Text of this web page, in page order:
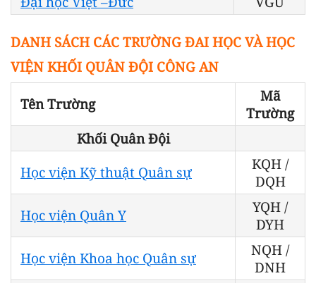
DANH SÁCH CÁC TRƯỜNG ĐAI HỌC VÀ HỌC
VIỆN KHỐI QUÂN ĐỘI CÔNG AN
Tên Trường
Mã
Trường
Khối Quân Đội
Học viện Kỹ thuật Quân sự
KQH /
DQH
Học viện Quân Y
YQH /
DYH
Học viện Khoa học Quân sự
NQH /
DNH